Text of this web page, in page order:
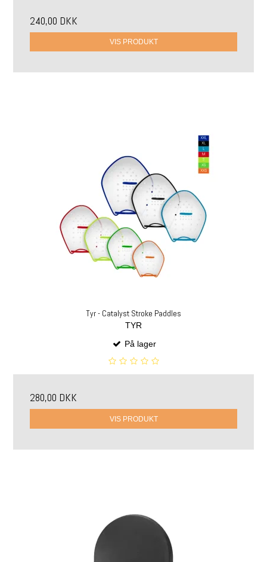
240,00 DKK
VIS PRODUKT
Tyr - Catalyst Stroke Paddles
TYR
På lager
280,00 DKK
VIS PRODUKT